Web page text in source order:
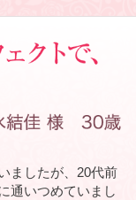
ましたが、20代前
通いつめていまし